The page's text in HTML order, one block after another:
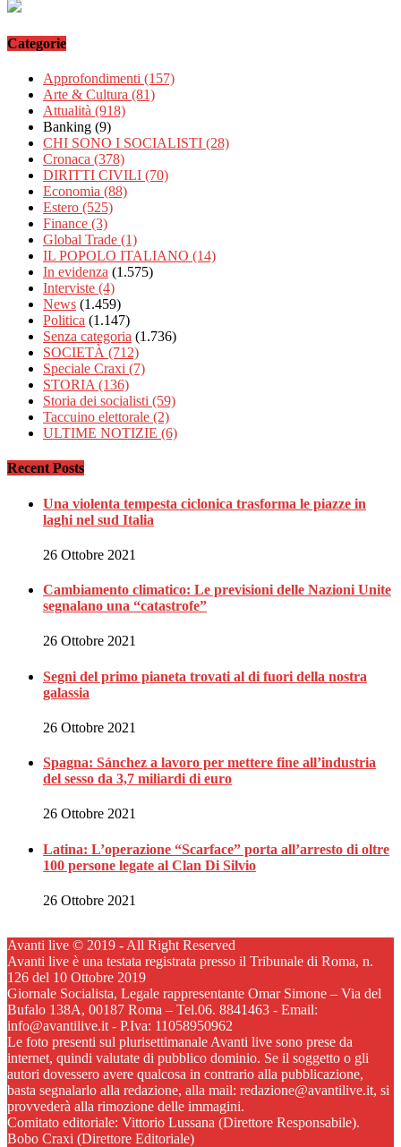
Categorie
Approfondimenti (157)
Arte & Cultura (81)
Attualità (918)
Banking (9)
CHI SONO I SOCIALISTI (28)
Cronaca (378)
DIRITTI CIVILI (70)
Economia (88)
Estero (525)
Finance (3)
Global Trade (1)
IL POPOLO ITALIANO (14)
In evidenza (1.575)
Interviste (4)
News (1.459)
Politica (1.147)
Senza categoria (1.736)
SOCIETÀ (712)
Speciale Craxi (7)
STORIA (136)
Storia dei socialisti (59)
Taccuino elettorale (2)
ULTIME NOTIZIE (6)
Recent Posts
Una violenta tempesta ciclonica trasforma le piazze in
laghi nel sud Italia
26 Ottobre 2021
Cambiamento climatico: Le previsioni delle Nazioni Unite
segnalano una “catastrofe”
26 Ottobre 2021
Segni del primo pianeta trovati al di fuori della nostra
galassia
26 Ottobre 2021
Spagna: Sánchez a lavoro per mettere fine all’industria
del sesso da 3,7 miliardi di euro
26 Ottobre 2021
Latina: L’operazione “Scarface” porta all’arresto di oltre
100 persone legate al Clan Di Silvio
26 Ottobre 2021
Avanti live © 2019 - All Right Reserved
Avanti live è una testata registrata presso il Tribunale di Roma, n.
126 del 10 Ottobre 2019
Giornale Socialista, Legale rappresentante Omar Simone – Via del
Bufalo 138A, 00187 Roma – Tel.06. 8841463 - Email:
info@avantilive.it - P.Iva: 11058950962
Le foto presenti sul plurisettimanale Avanti live sono prese da
internet, quindi valutate di pubblico dominio. Se il soggetto o gli
autori dovessero avere qualcosa in contrario alla pubblicazione,
basta segnalarlo alla redazione, alla mail: redazione@avantilive.it, si
provvederà alla rimozione delle immagini.
Comitato editoriale: Vittorio Lussana (Direttore Responsabile).
Bobo Craxi (Direttore Editoriale)